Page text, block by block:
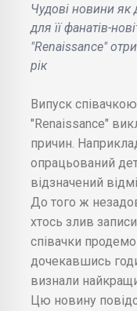
Чудові новини як
для її фанатів-
"Renaissance"
рік
Випуск співачкою
"Renaissance"
причин.
опрацьований
відзначений
До того ж
хтось злив
співачки
дочекавшись
визнали
Цю новину